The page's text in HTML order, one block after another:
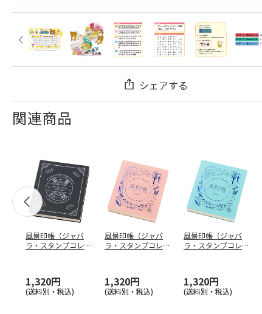
シェアする
関連商品
風景印帳（ジャバ
ラ・スタンプコレク
1,320円
(送料別・税込)
風景印帳（ジャバ
ラ・スタンプコレク
1,320円
(送料別・税込)
風景印帳（ジャバ
ラ・スタンプコレク
1,320円
(送料別・税込)